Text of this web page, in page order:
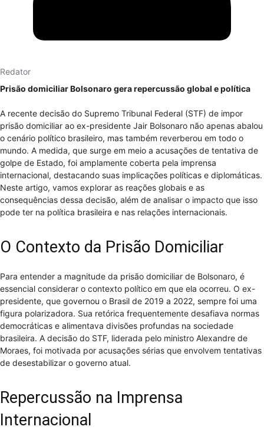
Redator
Prisão domiciliar Bolsonaro gera repercussão global e política
A recente decisão do Supremo Tribunal Federal (STF) de impor
prisão domiciliar ao ex-presidente Jair Bolsonaro não apenas abalou
o cenário político brasileiro, mas também reverberou em todo o
mundo. A medida, que surge em meio a acusações de tentativa de
golpe de Estado, foi amplamente coberta pela imprensa
internacional, destacando suas implicações políticas e diplomáticas.
Neste artigo, vamos explorar as reações globais e as
consequências dessa decisão, além de analisar o impacto que isso
pode ter na política brasileira e nas relações internacionais.
O Contexto da Prisão Domiciliar
Para entender a magnitude da prisão domiciliar de Bolsonaro, é
essencial considerar o contexto político em que ela ocorreu. O ex-
presidente, que governou o Brasil de 2019 a 2022, sempre foi uma
figura polarizadora. Sua retórica frequentemente desafiava normas
democráticas e alimentava divisões profundas na sociedade
brasileira. A decisão do STF, liderada pelo ministro Alexandre de
Moraes, foi motivada por acusações sérias que envolvem tentativas
de desestabilizar o governo atual.
Repercussão na Imprensa
Internacional